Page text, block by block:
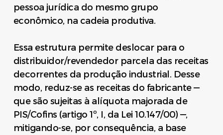
pessoa jurídica do mesmo grupo
econômico, na cadeia produtiva.
Essa estrutura permite deslocar para o
distribuidor/revendedor parcela das receitas
decorrentes da produção industrial. Desse
modo, reduz-se as receitas do fabricante —
que são sujeitas à alíquota majorada de
PIS/Cofins (artigo 1º, I, da Lei 10.147/00) —,
mitigando-se, por consequência, a base